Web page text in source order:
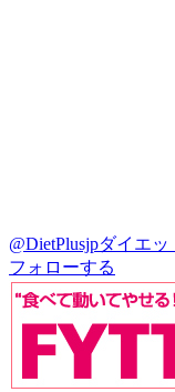
@DietPlusjpダイエ
フォローする